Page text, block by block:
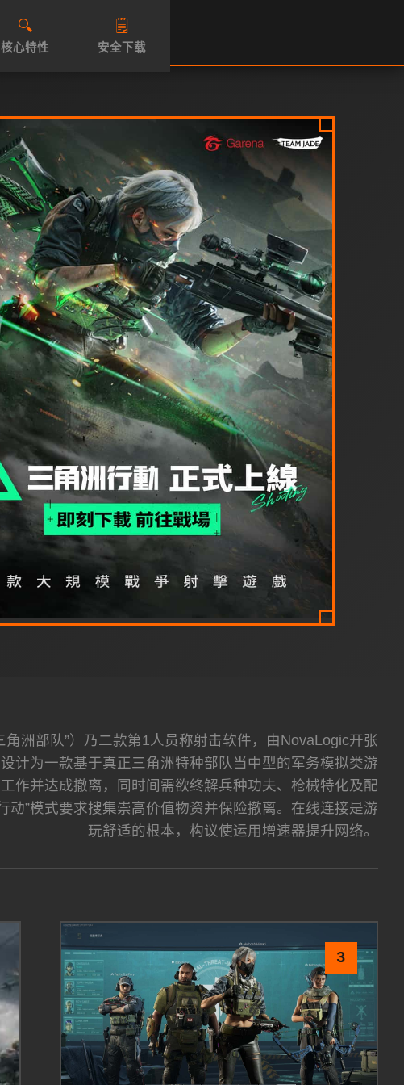
🔍
核心特性
🗒️
安全下载
洲部队”）乃二款第1人员称射击软件，由NovaLogic开张
计为一款基于真正三角洲特种部队当中型的军务模拟类游
作并达成撤离，同时间需欲终解兵种功夫、枪械特化及配
”模式要求搜集崇高价值物资并保险撤离。在线连接是游
玩舒适的根本，构议使运用增速器提升网络。
3